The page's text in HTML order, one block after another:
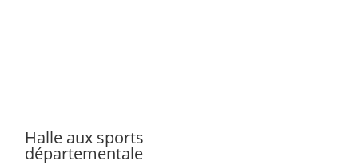
Halle aux sports
départementale